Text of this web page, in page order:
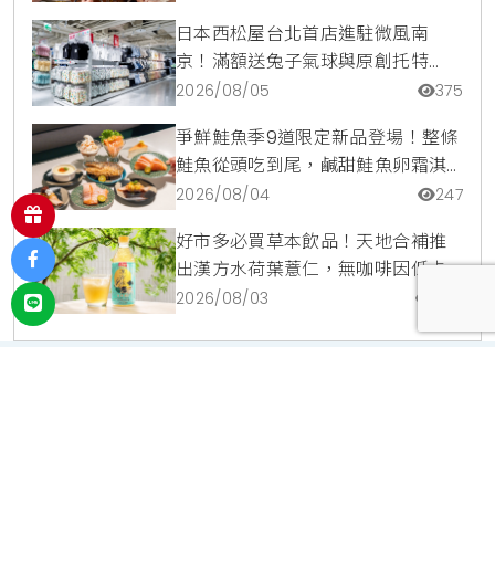
日本西松屋台北首店進駐微風南
京！滿額送兔子氣球與原創托特
包，指定夏裝享8折優惠
2026/08/05 375
爭鮮鮭魚季9道限定新品登場！整條
鮭魚從頭吃到尾，鹹甜鮭魚卵霜淇
淋開吃，滿額再送限量鮭魚造型扇
2026/08/04 247
好市多必買草本飲品！天地合補推
出漢方水荷葉薏仁，無咖啡因低卡
路里輕鬆喝無負擔
2026/08/03